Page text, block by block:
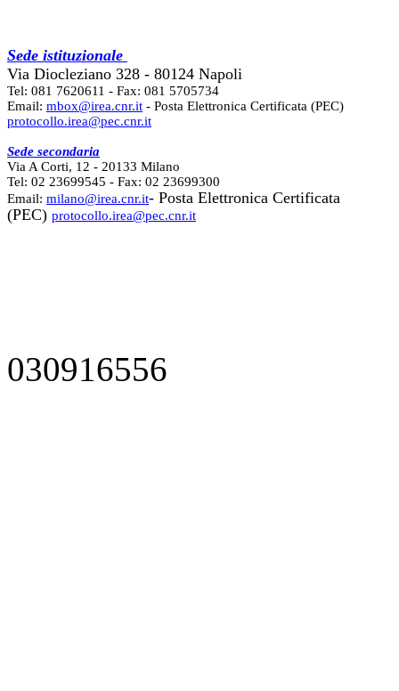
Sede istituzionale
Via Diocleziano 328 - 80124 Napoli
Tel: 081 7620611 - Fax: 081 5705734
Email: mbox@irea.cnr.it - Posta Elettronica Certificata (PEC)
protocollo.irea@pec.cnr.it
Sede secondaria
Via A Corti, 12 - 20133 Milano
Tel: 02 23699545 - Fax: 02 23699300
Email: milano@irea.cnr.it- Posta Elettronica Certificata
(PEC) protocollo.irea@pec.cnr.it
030916556